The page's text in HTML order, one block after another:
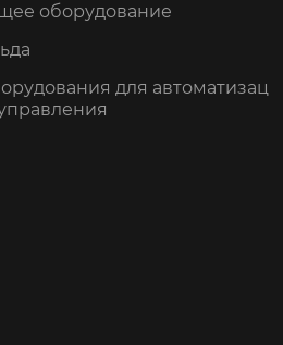
оборудование
для автоматизац